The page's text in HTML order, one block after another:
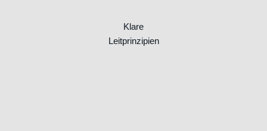
Klare
Leitprinzipien